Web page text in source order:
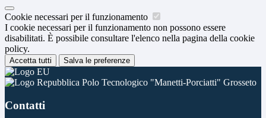
Cookie necessari per il funzionamento
I cookie necessari per il funzionamento non possono essere
disabilitati. È possibile consultare l'elenco nella pagina della cookie
policy.
Accetta tutti Salva le preferenze
Polo Tecnologico "Manetti-Porciatti" Grosseto
Contatti